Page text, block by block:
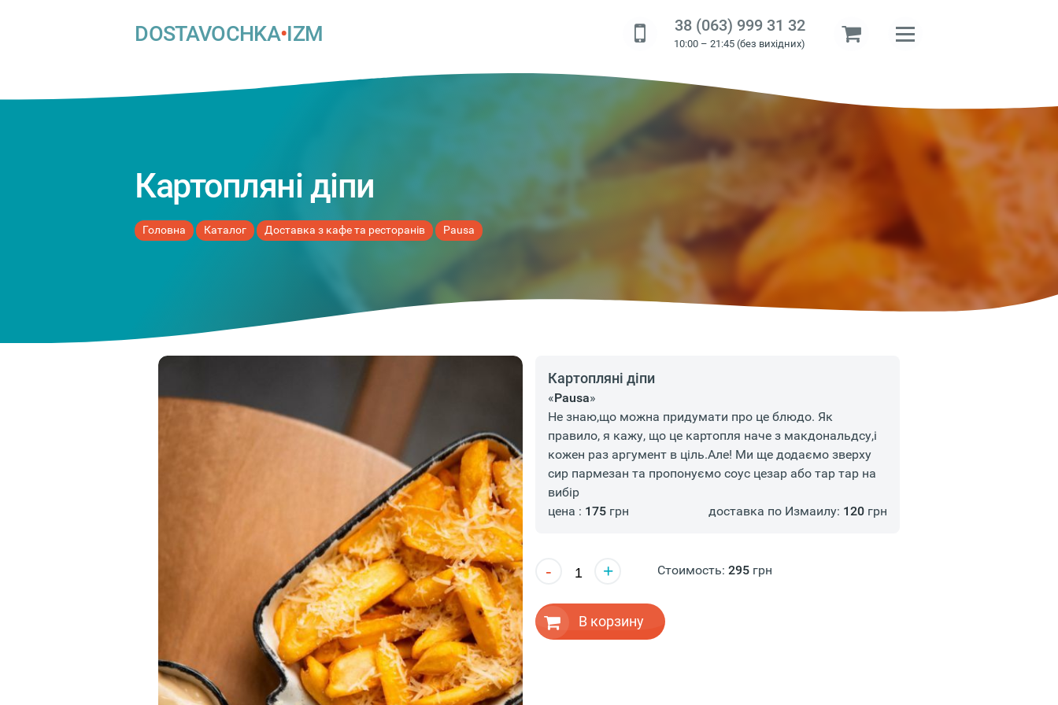
DOSTAVOCHKA•IZM 38 (063) 999 31 32
10:00 – 21:45 (без вихідних)
Картопляні діпи
Головна Каталог Доставка з кафе та ресторанів Pausa
Картопляні діпи
«Pausa»
Не знаю,що можна придумати про це блюдо. Як
правило, я кажу, що це картопля наче з макдональдсу,і
кожен раз аргумент в ціль.Але! Ми ще додаємо зверху
сир пармезан та пропонуємо соус цезар або тар тар на
вибір
цена : 175грн доставка по Измаилу: 120грн
- + Стоимость: 295грн
В корзину